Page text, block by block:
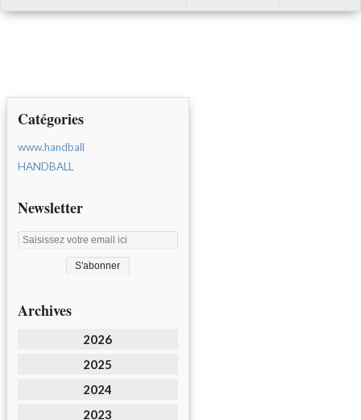
Catégories
www.handball
HANDBALL
Newsletter
Archives
2026
2025
2024
2023